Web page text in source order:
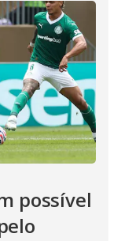
possível